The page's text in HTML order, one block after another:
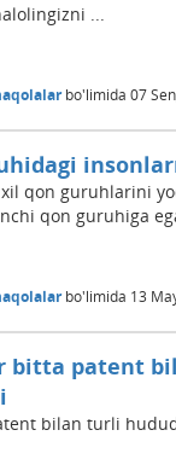
...
bo'limida 07
qon guruhlarini
qon guruhiga
bo'limida 13
bitta patent
bilan turli